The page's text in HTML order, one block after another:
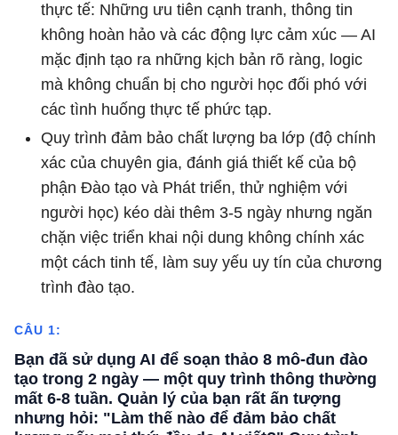
thực tế: Những ưu tiên cạnh tranh, thông tin
không hoàn hảo và các động lực cảm xúc — AI
mặc định tạo ra những kịch bản rõ ràng, logic
mà không chuẩn bị cho người học đối phó với
các tình huống thực tế phức tạp.
Quy trình đảm bảo chất lượng ba lớp (độ chính
xác của chuyên gia, đánh giá thiết kế của bộ
phận Đào tạo và Phát triển, thử nghiệm với
người học) kéo dài thêm 3-5 ngày nhưng ngăn
chặn việc triển khai nội dung không chính xác
một cách tinh tế, làm suy yếu uy tín của chương
trình đào tạo.
CÂU 1:
Bạn đã sử dụng AI để soạn thảo 8 mô-đun đào
tạo trong 2 ngày — một quy trình thông thường
mất 6-8 tuần. Quản lý của bạn rất ấn tượng
nhưng hỏi: "Làm thế nào để đảm bảo chất